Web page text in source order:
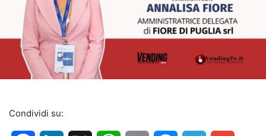
Condividi su: